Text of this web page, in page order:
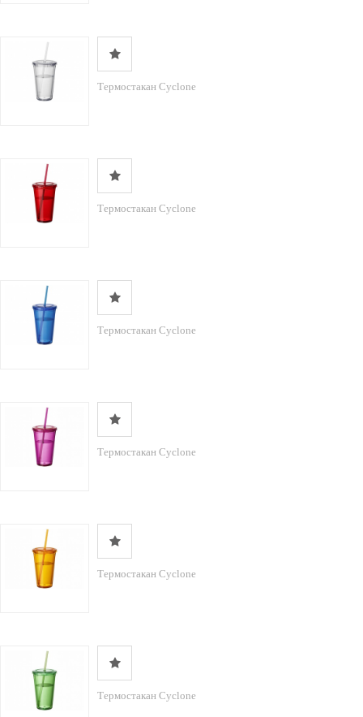
Термостакан Cyclone
Термостакан Cyclone
Термостакан Cyclone
Термостакан Cyclone
Термостакан Cyclone
Термостакан Cyclone